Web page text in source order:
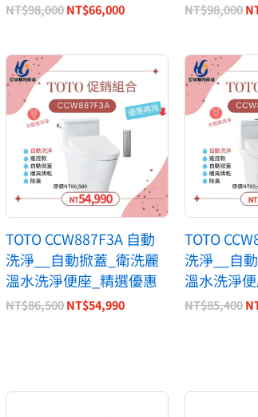
NT$98,000NT$66,000 NT$98,000
TOTO CCW887F3A 自動
洗淨__自動掀蓋_衛洗麗
溫水洗淨便座_精選優惠
NT$86,500
原
始
價
格：
NT$86,500。
NT$54,990
目
前
價
格：
NT$54,990。
TOTO
洗淨__自
溫水洗淨
NT$85,400
原
始
價
原
目
原